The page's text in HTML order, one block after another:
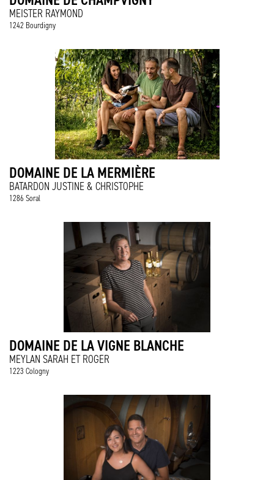
MEISTER RAYMOND
1242 Bourdigny
DOMAINE DE LA MERMIÈRE
BATARDON JUSTINE & CHRISTOPHE
1286 Soral
DOMAINE DE LA VIGNE BLANCHE
MEYLAN SARAH ET ROGER
1223 Cologny